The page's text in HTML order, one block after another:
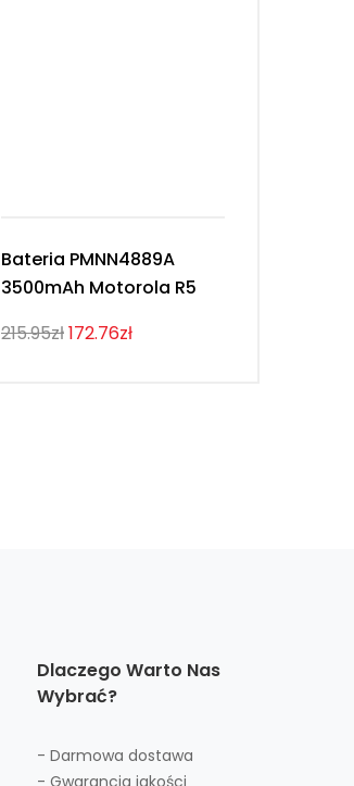
Bateria PMNN4889A
3500mAh Motorola R5
215.95zł172.76zł
Dlaczego Warto Nas
Wybrać?
- Darmowa dostawa
- Gwarancja jakości